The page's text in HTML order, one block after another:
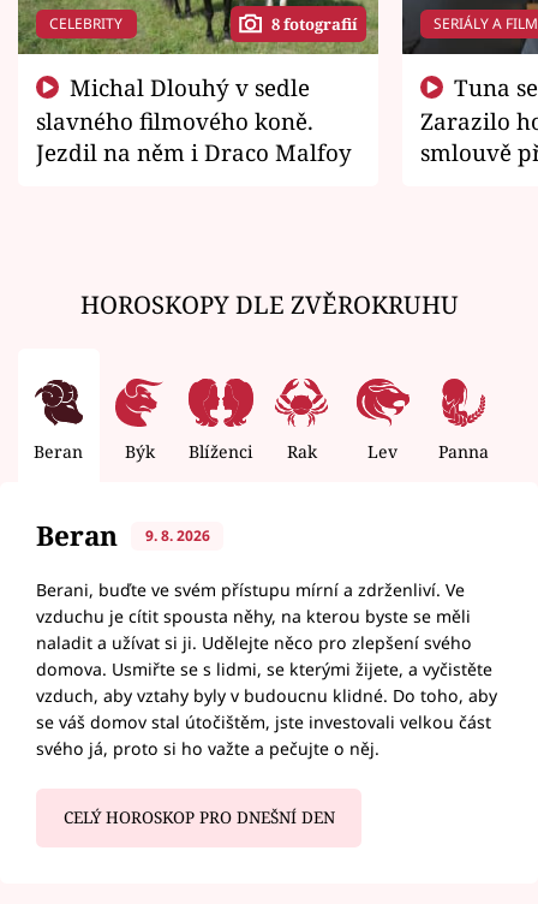
CELEBRITY 8 fotografií
slavného filmového koně.
Jezdil na něm i Draco Malfoy
SERIÁLY A
Zarazilo
smlouvě
HOROSKOPY DLE ZVĚROKRUHU
Beran Býk Blíženci Rak Lev Panna
Beran 9. 8. 2026
Berani, buďte ve svém přístupu mírní a zdrženliví. Ve
vzduchu je cítit spousta něhy, na kterou byste se měli
naladit a užívat si ji. Udělejte něco pro zlepšení svého
domova. Usmiřte se s lidmi, se kterými žijete, a vyčistěte
vzduch, aby vztahy byly v budoucnu klidné. Do toho, aby
se váš domov stal útočištěm, jste investovali velkou část
svého já, proto si ho važte a pečujte o něj.
CELÝ HOROSKOP PRO DNEŠNÍ DEN